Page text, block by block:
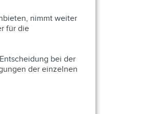
nimmt weiter
für die
bei der
der einzelnen